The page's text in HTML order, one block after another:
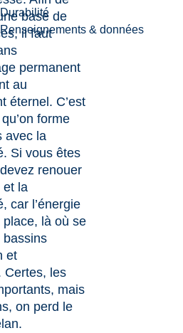
Durabilité
Renseignements & données
base de
il faut
permanent
au
éternel. C’est
forme
avec la
Si vous êtes
renouer
et la
car l’énergie
là où se
bassins
et
Certes, les
mais
on perd le